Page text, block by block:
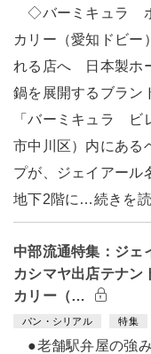
◇バーミキュラ ポ
カリー（愛知ドビ
れる店へ 日本製
鍋を展開するブラン
「バーミキュラ ビ
市中川区）内にある
プが、ジェイアール
地下2階に…続きを
中部流通特集：ジェ
カシマヤ出店テナン
カリー（…
パン・シリアル 特集
●老舗駅弁屋の強